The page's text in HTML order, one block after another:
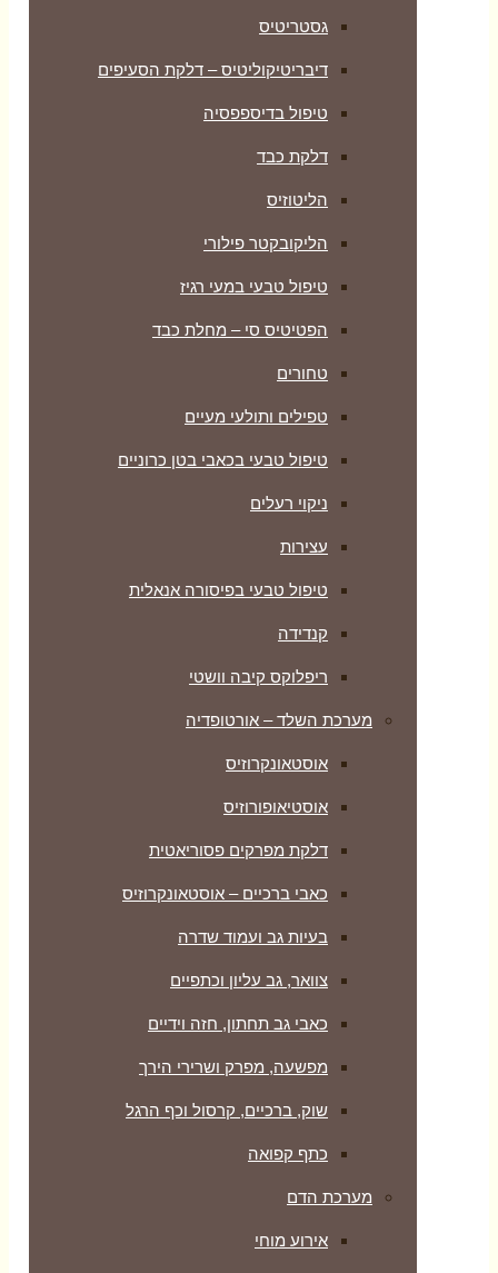
גסטריטיס
דיבריטיקוליטיס – דלקת הסעיפים
טיפול בדיספפסיה
דלקת כבד
הליטוזיס
הליקובקטר פילורי
טיפול טבעי במעי רגיז
הפטיטיס סי – מחלת כבד
טחורים
טפילים ותולעי מעיים
טיפול טבעי בכאבי בטן כרוניים
ניקוי רעלים
עצירות
טיפול טבעי בפיסורה אנאלית
קנדידה
ריפלוקס קיבה וושטי
מערכת השלד – אורטופדיה
אוסטאונקרוזיס
אוסטיאופורוזיס
דלקת מפרקים פסוריאטית
כאבי ברכיים – אוסטאונקרוזיס
בעיות גב ועמוד שדרה
צוואר, גב עליון וכתפיים
כאבי גב תחתון, חזה וידיים
מפשעה, מפרק ושרירי הירך
שוק, ברכיים, קרסול וכף הרגל
כתף קפואה
מערכת הדם
אירוע מוחי